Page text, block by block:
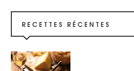
RECETTES RÉCENTES